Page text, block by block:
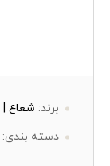
برند: شعاع | Shoa | شعاع الکتریک
دسته بندی: